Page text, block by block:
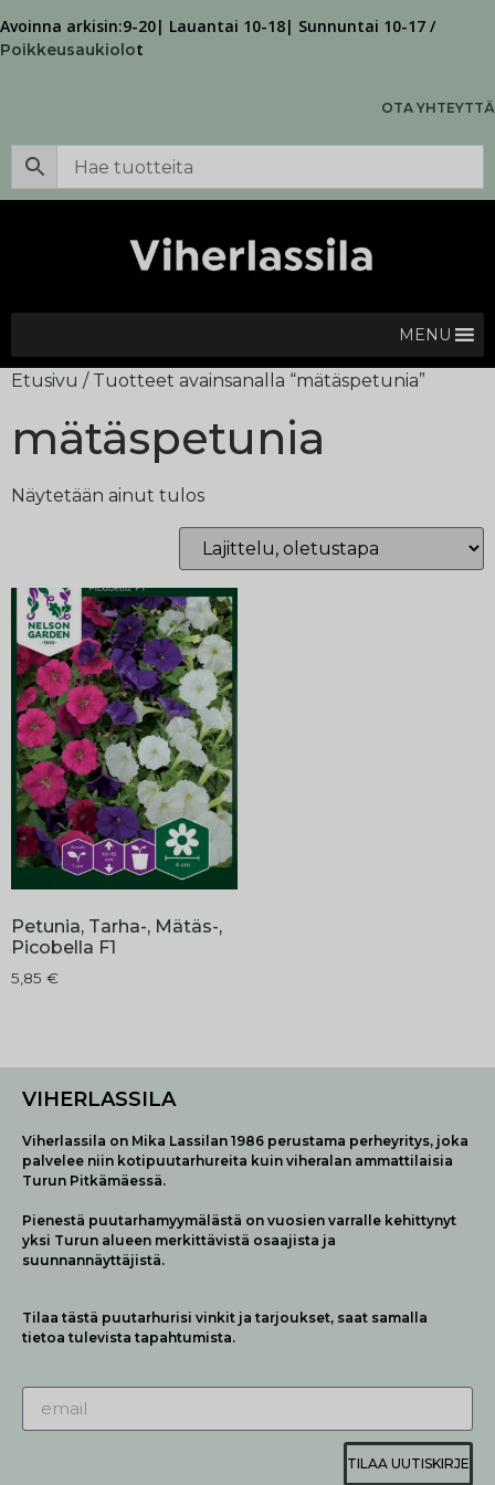
Avoinna arkisin:9-20| Lauantai 10-18| Sunnuntai 10-17 /
Poikkeusaukiolot
OTA YHTEYTTÄ
MENU
Etusivu / Tuotteet avainsanalla “mätäspetunia”
mätäspetunia
Näytetään ainut tulos
Petunia, Tarha-, Mätäs-,
Picobella F1
5,85 €
VIHERLASSILA
Viherlassila on Mika Lassilan 1986 perustama perheyritys, joka
palvelee niin kotipuutarhureita kuin viheralan ammattilaisia
Turun Pitkämäessä.
Pienestä puutarhamyymälästä on vuosien varralle kehittynyt
yksi Turun alueen merkittävistä osaajista ja
suunnannäyttäjistä.
Tilaa tästä puutarhurisi vinkit ja tarjoukset, saat samalla
tietoa tulevista tapahtumista.
TILAA UUTISKIRJE